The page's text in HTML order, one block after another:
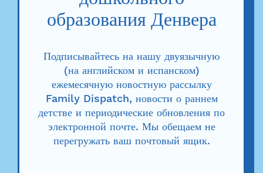
образования Денвера
Подписывайтесь на нашу двуязычную
(на английском и испанском)
ежемесячную новостную рассылку
Family Dispatch, новости о раннем
детстве и периодические обновления по
электронной почте. Мы обещаем не
перегружать ваш почтовый ящик.